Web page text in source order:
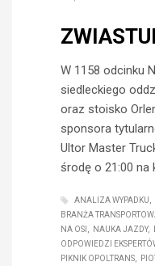
W 1158 odcinku
siedleckiego
oraz stoisko
sponsora
Ultor Master
środę o 21:00 na
ANALIZA WYPADKU
BRANŻA
NA OSI
NAUKA JAZDY
ODPOWIEDZI
PIKNIK OPOLTRANS